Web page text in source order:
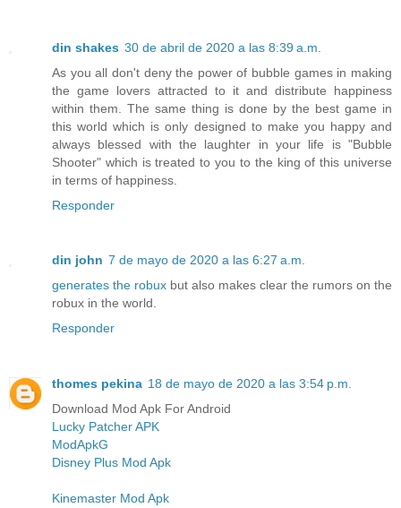
din shakes 30 de abril de 2020 a las 8:39 a.m.
As you all don't deny the power of bubble games in making
the game lovers attracted to it and distribute happiness
within them. The same thing is done by the best game in
this world which is only designed to make you happy and
always blessed with the laughter in your life is "Bubble
Shooter" which is treated to you to the king of this universe
in terms of happiness.
Responder
din john 7 de mayo de 2020 a las 6:27 a.m.
generates the robux but also makes clear the rumors on the
robux in the world.
Responder
thomes pekina 18 de mayo de 2020 a las 3:54 p.m.
Download Mod Apk For Android
Lucky Patcher APK
ModApkG
Disney Plus Mod Apk
Kinemaster Mod Apk